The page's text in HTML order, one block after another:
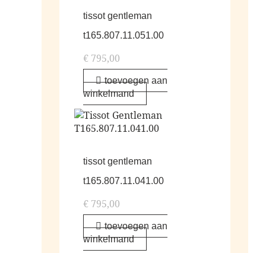
tissot gentleman
t165.807.11.051.00
€ 795,00
toevoegen aan
winkelmand
tissot gentleman
t165.807.11.041.00
€ 795,00
toevoegen aan
winkelmand